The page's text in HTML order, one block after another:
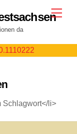
da
Schlagwort</li>